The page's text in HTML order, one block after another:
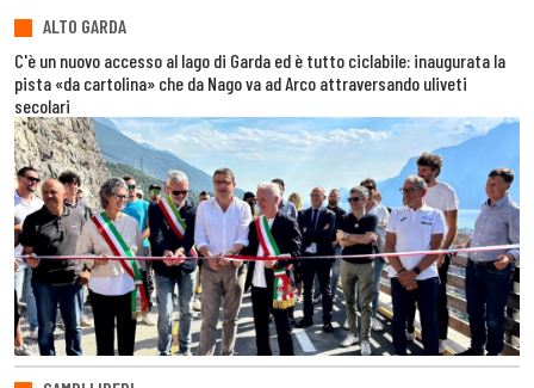
ALTO GARDA
C'è un nuovo accesso al lago di Garda ed è tutto ciclabile: inaugurata la
pista «da cartolina» che da Nago va ad Arco attraversando uliveti
secolari